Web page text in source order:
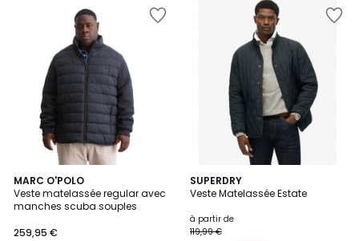
MARC O'POLO
Veste matelassée regular avec
manches scuba souples
259,95 €
SUPERDRY
Veste Matelassée Estate
à partir de
119,99 €
3
Couleurs